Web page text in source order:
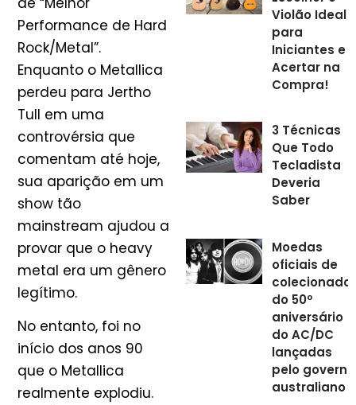
Performance de Hard
Rock/Metal”.
Enquanto o Metallica
perdeu para Jertho
Tull em uma
controvérsia que
comentam até hoje,
sua aparição em um
show tão
mainstream ajudou a
provar que o heavy
metal era um gênero
legítimo.
No entanto, foi no
início dos anos 90
que o Metallica
realmente explodiu.
Violão Ideal
para
Iniciantes e
Acertar na
Compra!
3 Técnicas
Que Todo
Tecladista
Deveria
Saber
Moedas
oficiais de
colecionador
do 50º
aniversário
do AC/DC
lançadas
pelo governo
australiano